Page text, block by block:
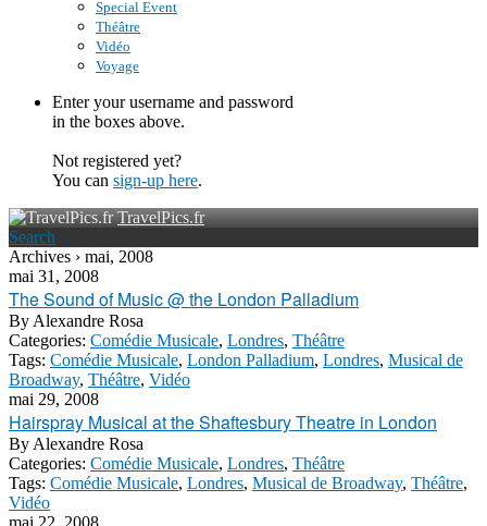
Special Event
Théâtre
Vidéo
Voyage
Enter your username and password
in the boxes above.
Not registered yet?
You can sign-up here.
TravelPics.fr
Search
Archives › mai, 2008
mai 31, 2008
The Sound of Music @ the London Palladium
By Alexandre Rosa
Categories: Comédie Musicale, Londres, Théâtre
Tags: Comédie Musicale, London Palladium, Londres, Musical de
Broadway, Théâtre, Vidéo
mai 29, 2008
Hairspray Musical at the Shaftesbury Theatre in London
By Alexandre Rosa
Categories: Comédie Musicale, Londres, Théâtre
Tags: Comédie Musicale, Londres, Musical de Broadway, Théâtre,
Vidéo
mai 22, 2008